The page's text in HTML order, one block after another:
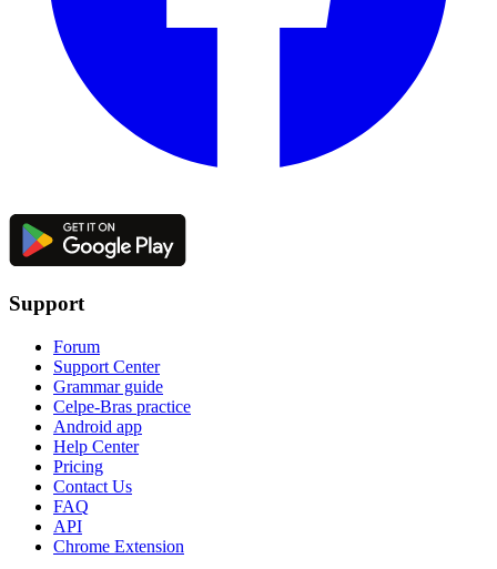
Support
Forum
Support Center
Grammar guide
Celpe-Bras practice
Android app
Help Center
Pricing
Contact Us
FAQ
API
Chrome Extension